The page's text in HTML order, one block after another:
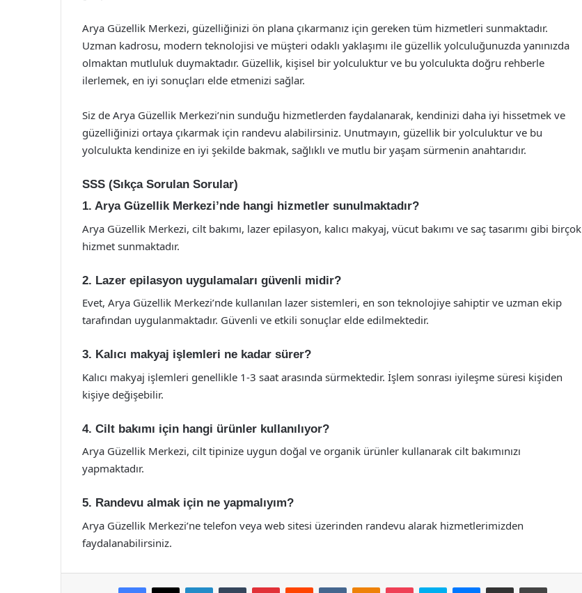
Arya Güzellik Merkezi, güzelliğinizi ön plana çıkarmanız için gereken tüm hizmetleri sunmaktadır.
Uzman kadrosu, modern teknolojisi ve müşteri odaklı yaklaşımı ile güzellik yolculuğunuzda yanınızda
olmaktan mutluluk duymaktadır. Güzellik, kişisel bir yolculuktur ve bu yolculukta doğru rehberle
ilerlemek, en iyi sonuçları elde etmenizi sağlar.
Siz de Arya Güzellik Merkezi’nin sunduğu hizmetlerden faydalanarak, kendinizi daha iyi hissetmek ve
güzelliğinizi ortaya çıkarmak için randevu alabilirsiniz. Unutmayın, güzellik bir yolculuktur ve bu
yolculukta kendinize en iyi şekilde bakmak, sağlıklı ve mutlu bir yaşam sürmenin anahtarıdır.
SSS (Sıkça Sorulan Sorular)
1. Arya Güzellik Merkezi’nde hangi hizmetler sunulmaktadır?
Arya Güzellik Merkezi, cilt bakımı, lazer epilasyon, kalıcı makyaj, vücut bakımı ve saç tasarımı gibi birçok
hizmet sunmaktadır.
2. Lazer epilasyon uygulamaları güvenli midir?
Evet, Arya Güzellik Merkezi’nde kullanılan lazer sistemleri, en son teknolojiye sahiptir ve uzman ekip
tarafından uygulanmaktadır. Güvenli ve etkili sonuçlar elde edilmektedir.
3. Kalıcı makyaj işlemleri ne kadar sürer?
Kalıcı makyaj işlemleri genellikle 1-3 saat arasında sürmektedir. İşlem sonrası iyileşme süresi kişiden
kişiye değişebilir.
4. Cilt bakımı için hangi ürünler kullanılıyor?
Arya Güzellik Merkezi, cilt tipinize uygun doğal ve organik ürünler kullanarak cilt bakımınızı
yapmaktadır.
5. Randevu almak için ne yapmalıyım?
Arya Güzellik Merkezi’ne telefon veya web sitesi üzerinden randevu alarak hizmetlerimizden
faydalanabilirsiniz.
Facebook
X LinkedInTumblr PinterestReddit VKontakteOdnoklassniki
Pocket Skype Messenger
E-Posta ile paylaş Yazdır